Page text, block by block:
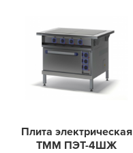
Плита электрическая
ТММ ПЭТ-4ШЖ